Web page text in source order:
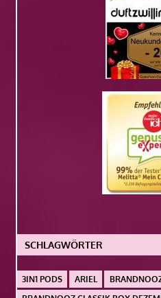
SCHLAGWÖRTER
3IN1 PODS ARIEL